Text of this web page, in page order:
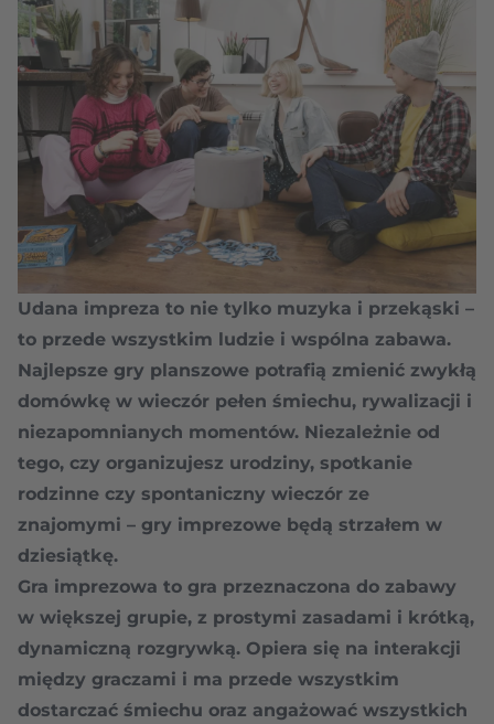
Udana impreza to nie tylko muzyka i przekąski –
to przede wszystkim ludzie i wspólna zabawa.
Najlepsze gry planszowe potrafią zmienić zwykłą
domówkę w wieczór pełen śmiechu, rywalizacji i
niezapomnianych momentów. Niezależnie od
tego, czy organizujesz urodziny, spotkanie
rodzinne czy spontaniczny wieczór ze
znajomymi – gry imprezowe będą strzałem w
dziesiątkę.
Gra imprezowa to gra przeznaczona do zabawy
w większej grupie, z prostymi zasadami i krótką,
dynamiczną rozgrywką. Opiera się na interakcji
między graczami i ma przede wszystkim
dostarczać śmiechu oraz angażować wszystkich